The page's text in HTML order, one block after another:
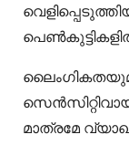
മാത്രമേ